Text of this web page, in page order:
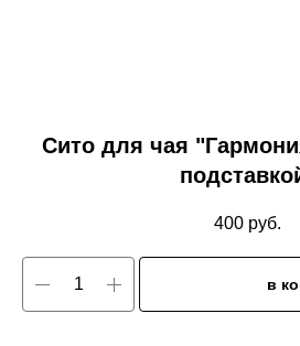
Cито для чая
400 руб.
в